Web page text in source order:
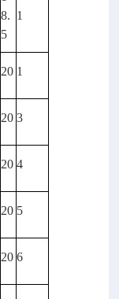
8.
5
1
20 1
20 3
20 4
20 5
20 6